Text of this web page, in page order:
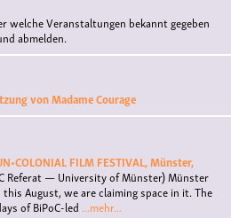
welche Veranstaltungen bekannt gegeben
abmelden.
von Madame Courage
FILM FESTIVAL, Münster,
Referat — University of Münster)Münster
August, we are claiming space in it. The
of BiPoC-led ...mehr...